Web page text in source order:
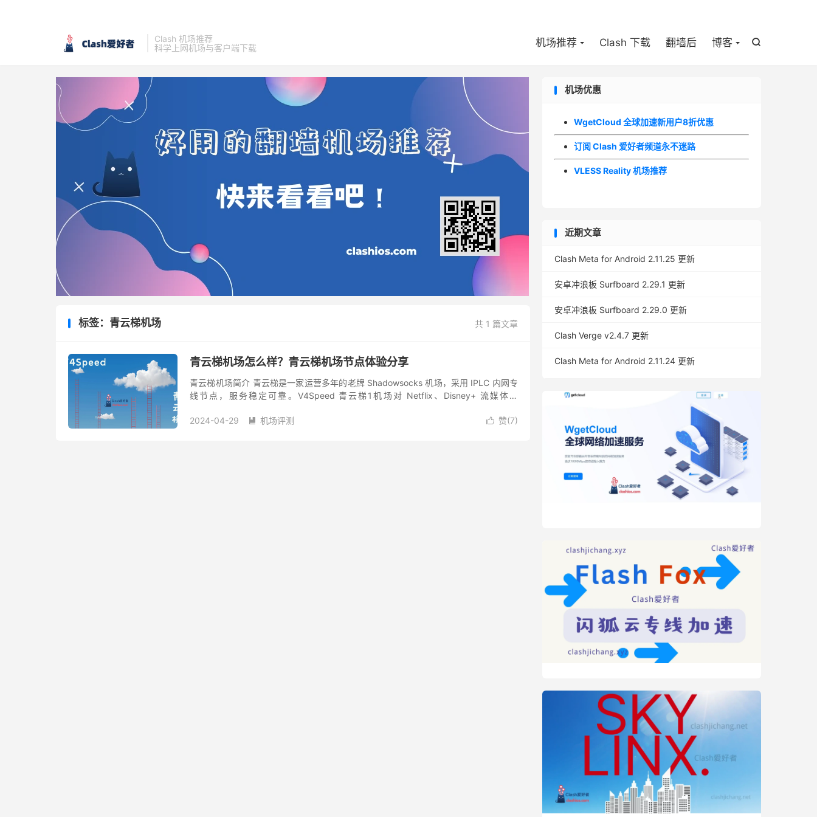
Clash 机场推荐
科学上网机场与客户端下载

机场推荐 Clash 下载 翻墙后 博客
共 1 篇文章
标签：青云梯机场
青云梯机场怎么样？青云梯机场节点体验分享
青云梯机场简介 青云梯是一家运营多年的老牌 Shadowsocks 机场，采用 IPLC 内网专
线节点，服务稳定可靠。V4Speed 青云梯1机场对 Netflix、Disney+ 流媒体及
 赞(7)
2024-04-29  机场评测
机场优惠
WgetCloud 全球加速新用户8折优惠
订阅 Clash 爱好者频道永不迷路
VLESS Reality 机场推荐
近期文章
Clash Meta for Android 2.11.25 更新
安卓冲浪板 Surfboard 2.29.1 更新
安卓冲浪板 Surfboard 2.29.0 更新
Clash Verge v2.4.7 更新
Clash Meta for Android 2.11.24 更新